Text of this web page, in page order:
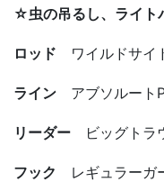
☆虫の吊るし、ライト
ロッド ワイルドサイ
ライン アブソルート
リーダー ビッグトラ
フック レギュラーガ